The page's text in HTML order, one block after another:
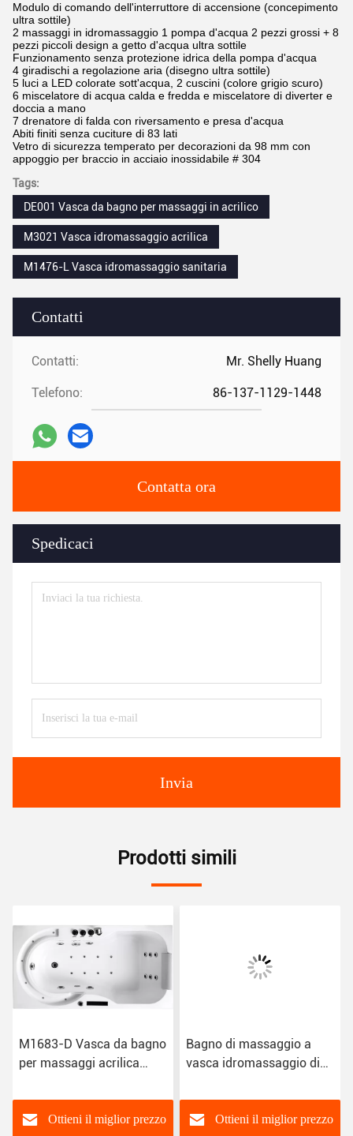
Contatti
Contatti: Mr. Shelly Huang
Telefono: 86-137-1129-1448
Contatta ora
Spedicaci
Invia
Modulo di comando dell'interruttore di accensione (concepimento
ultra sottile)
2 massaggi in idromassaggio 1 pompa d'acqua 2 pezzi grossi + 8
pezzi piccoli design a getto d'acqua ultra sottile
Funzionamento senza protezione idrica della pompa d'acqua
4 giradischi a regolazione aria (disegno ultra sottile)
5 luci a LED colorate sott'acqua, 2 cuscini (colore grigio scuro)
6 miscelatore di acqua calda e fredda e miscelatore di diverter e
doccia a mano
7 drenatore di falda con riversamento e presa d'acqua
Abiti finiti senza cuciture di 83 lati
Vetro di sicurezza temperato per decorazioni da 98 mm con
appoggio per braccio in acciaio inossidabile # 304
Tags:
DE001 Vasca da bagno per massaggi in acrilico
M3021 Vasca idromassaggio acrilica
M1476-L Vasca idromassaggio sanitaria
Prodotti simili
M1683-D Vasca da bagno
per massaggi acrilica
resistente al
decolorazione
Ottieni il miglior prezzo
Bagno di massaggio a
vasca idromassaggio di
M1579 resistente al
decolorazione
Ottieni il miglior prezzo